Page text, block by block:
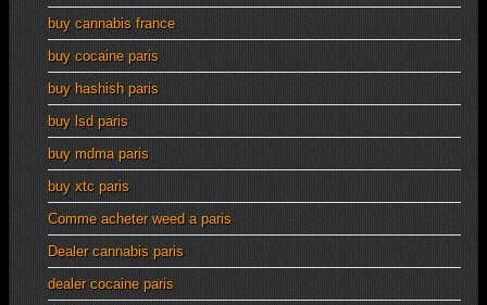
buy cannabis france
buy cocaine paris
buy hashish paris
buy lsd paris
buy mdma paris
buy xtc paris
Comme acheter weed a paris
Dealer cannabis paris
dealer cocaine paris